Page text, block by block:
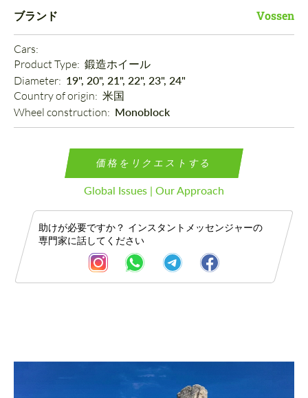
ブランド Vossen
Cars:
Product Type: 鍛造ホイール
Diameter: 19", 20", 21", 22", 23", 24"
Country of origin: 米国
Wheel construction: Monoblock
価格をリクエストする
Global Issues | Our Approach
助けが必要ですか？ インスタントメッセンジャーの
専門家に話してください